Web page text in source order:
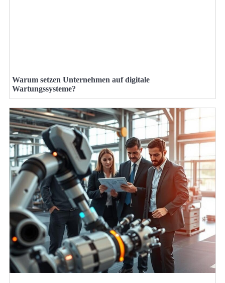
Warum setzen Unternehmen auf digitale
Wartungssysteme?